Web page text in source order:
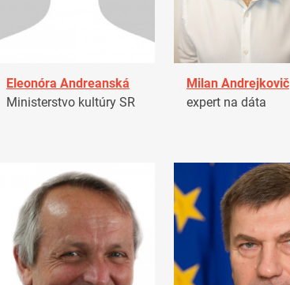
Eleonóra Andreanská
Ministerstvo kultúry SR
Milan Andrejkovič
expert na dáta